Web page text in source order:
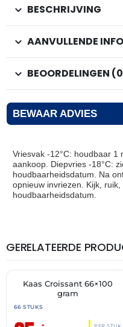
BESCHRIJVING
AANVULLENDE
BEOORDELINGEN
BEWAAR ADVIES
Vriesvak -12°C: houdbaar 1
aankoop. Diepvries -18°C:
houdbaarheidsdatum. Na
opnieuw invriezen. Kijk,
houdbaarheidsdatum.
GERELATEERDE
🔥 OP=OP
THT:
31-
Kaas Croissant 66×100
gram
66 STUKS